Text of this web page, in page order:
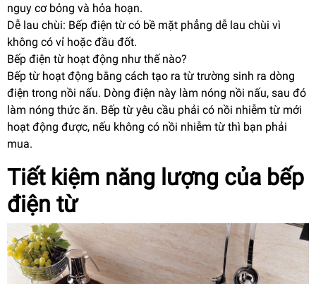
nguy cơ bỏng và hỏa hoạn.
Dễ lau chùi: Bếp điện từ có bề mặt phẳng dễ lau chùi vì
không có vỉ hoặc đầu đốt.
Bếp điện từ hoạt động như thế nào?
Bếp từ hoạt động bằng cách tạo ra từ trường sinh ra dòng
điện trong nồi nấu. Dòng điện này làm nóng nồi nấu, sau đó
làm nóng thức ăn. Bếp từ yêu cầu phải có nồi nhiễm từ mới
hoạt động được, nếu không có nồi nhiễm từ thì bạn phải
mua.
Tiết kiệm năng lượng của bếp
điện từ